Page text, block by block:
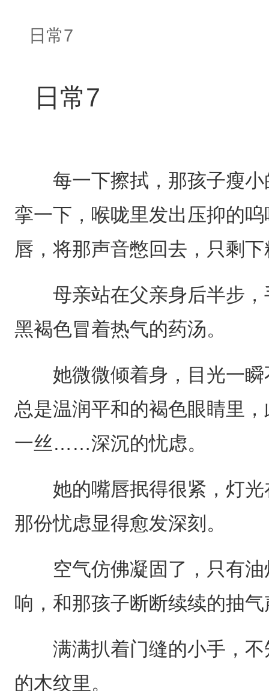
日常7
日常7
每一下擦拭，那孩子瘦小
挛一下，喉咙里发出压抑的
唇，将那声音憋回去，只剩
母亲站在父亲身后半步，
黑褐色冒着热气的药汤。
她微微倾着身，目光一瞬
总是温润平和的褐色眼睛里
一丝……深沉的忧虑。
她的嘴唇抿得很紧，灯光
那份忧虑显得愈发深刻。
空气仿佛凝固了，只有油
响，和那孩子断断续续的抽气
满满扒着门缝的小手，不
的木纹里。